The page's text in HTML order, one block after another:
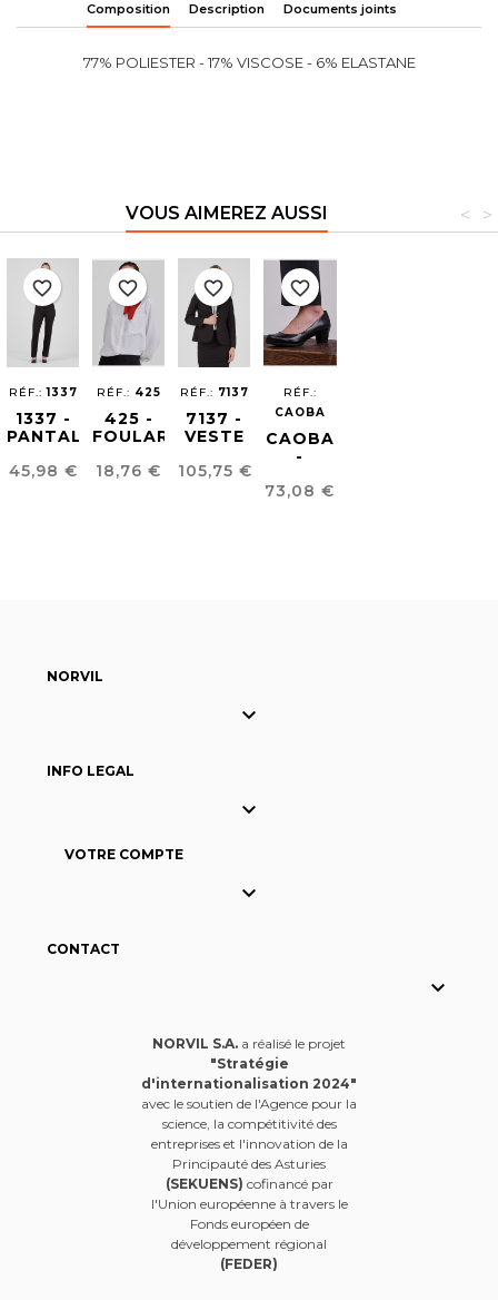
Composition Description Documents joints
77% POLIESTER - 17% VISCOSE - 6% ELASTANE
VOUS AIMEREZ AUSSI >
<
RÉF.:1337
1337 -
PANTALON
CONFORT
Prix
45,98 €
favorite_border
RÉF.: 425
425 -
FOULARD
Prix
18,76 €
favorite_border
RÉF.: 7137
7137 -
VESTE
FEMME
CONFORT
Prix
105,75 €
favorite_border
RÉF.:
CAOBA
CAOBA
-
POUR
Prix
73,08 €
favorite_border
NORVIL

INFO LEGAL

VOTRE COMPTE

CONTACT

NORVIL S.A. a réalisé le projet
"Stratégie
d'internationalisation 2024"
avec le soutien de l'Agence pour la
science, la compétitivité des
entreprises et l'innovation de la
Principauté des Asturies
(SEKUENS) cofinancé par
l'Union européenne à travers le
Fonds européen de
développement régional
(FEDER)